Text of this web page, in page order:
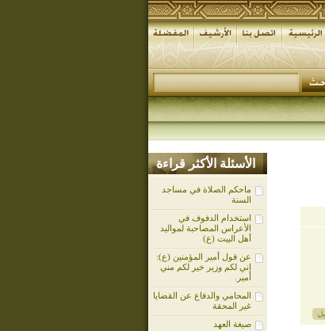
الأسئلة الأكثر قراءة
ماحكم الصلاة في مساجد
السنة
استخدام الدفوف في
الأعراس المصاحبة لمواليد
أهل البيت (ع)
عن قول أمير المؤمنين (ع):
إني لكم وزير خير لكم مني
أمير.
المحامي والدفاع عن القضايا
غير المحقة
صيغة العهد